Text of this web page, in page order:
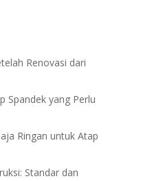
Renovasi dari
Spandek yang Perlu
Ringan untuk Atap
Standar dan